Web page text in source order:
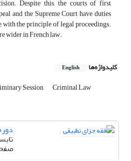
Despite this, the courts of first
and the Supreme Court have duties
the principle of legal proceedings.
wider in French law.
کلیدواژه‌ها English
Session Criminal Law
دوره 3،